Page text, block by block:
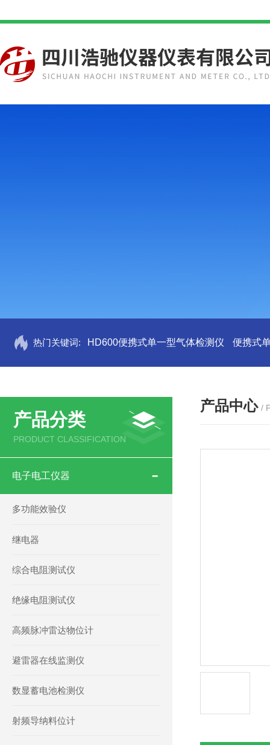
热门关键词: HD600便携式单一型气体检测仪 便携式
产品分类
PRODUCT CLASSIFICATION
电子电工仪器
多功能效验仪
继电器
综合电阻测试仪
绝缘电阻测试仪
高频脉冲雷达物位计
避雷器在线监测仪
数显蓄电池检测仪
射频导纳料位计
产品中心 /